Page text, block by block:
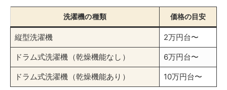
対してドラム式洗濯機は、
乾燥機能が搭載されていない
ものは6万円台から、乾燥機能付きのものは10万円台に
もなり、縦型とかなり差が生じます。
ドラム式容量